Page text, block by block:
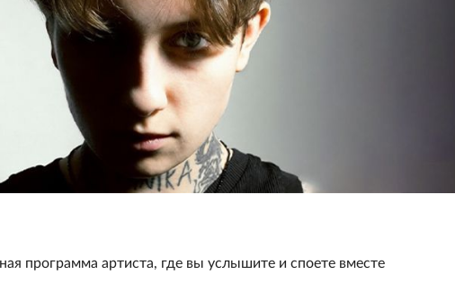
программа артиста, где вы услышите и споете вместе